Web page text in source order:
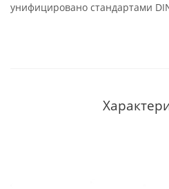
унифицировано стандартами